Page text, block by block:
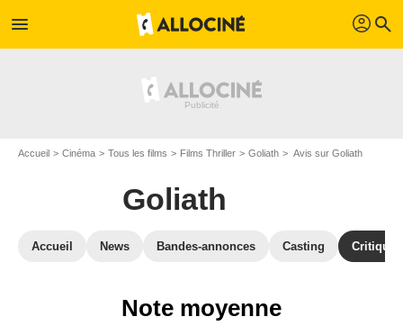
menu profil search
Accueil Cinéma Tous les films Films Thriller Goliath Avis sur Goliath
Goliath
Accueil News Bandes-annonces Casting
Note moyenne